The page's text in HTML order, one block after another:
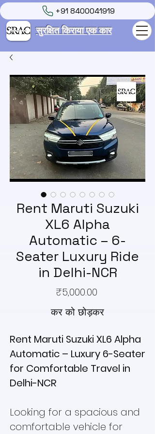
सुरक्षित किराया एक कार
+91 8400041919
Rent Maruti Suzuki
XL6 Alpha
Automatic – 6-
Seater Luxury Ride
in Delhi-NCR
₹5,000.00मूल्य
कर को छोड़कर
Rent Maruti Suzuki XL6 Alpha
Automatic – Luxury 6-Seater
for Comfortable Travel in
Delhi-NCR
Looking for a spacious and
comfortable vehicle for